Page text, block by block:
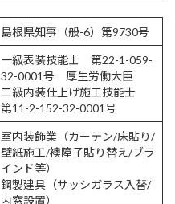
島根県知事（般-6）第9730号
一級表装技能士 第22-1-059-
32-0001号 厚生労働大臣
二級内装仕上げ施工技能士
第11-2-152-32-0001号
室内装飾業（カーテン/床貼り/
壁紙施工/襖障子貼り替え/ブラ
インド等）
鋼製建具（サッシガラス入替/
内窓設置）